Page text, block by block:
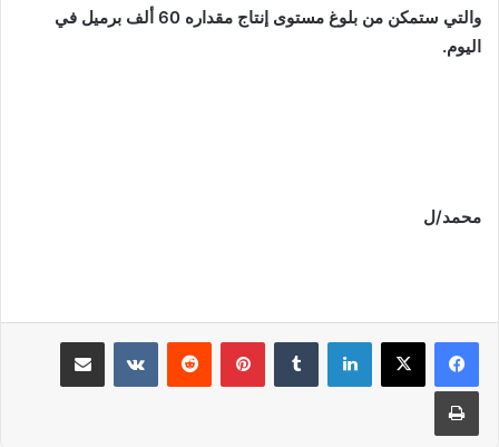
والتي ستمكن من بلوغ مستوى إنتاج مقداره 60 ألف برميل في
اليوم.
محمد/ل
لينكدإن بينتيريست
طباعة